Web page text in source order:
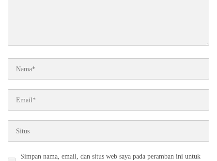
Simpan nama, email, dan situs web saya pada peramban ini untuk